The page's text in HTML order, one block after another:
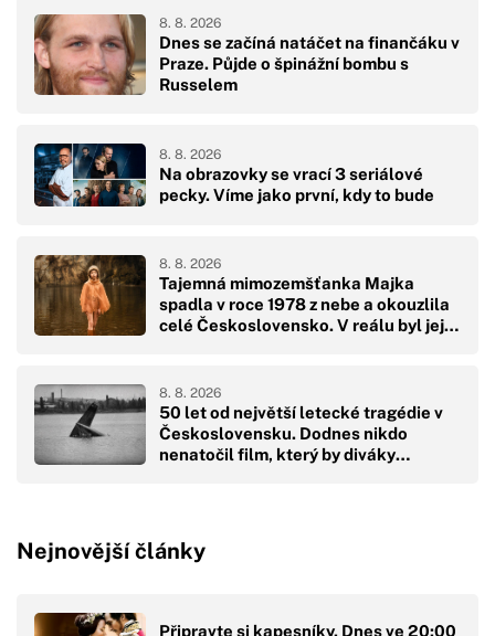
Dnes se začíná natáčet na finančáku v
Praze. Půjde o špinážní bombu s
Russelem
8. 8. 2026
Na obrazovky se vrací 3 seriálové
pecky. Víme jako první, kdy to bude
8. 8. 2026
Tajemná mimozemšťanka Majka
spadla v roce 1978 z nebe a okouzlila
celé Československo. V reálu byl její
8. 8. 2026
50 let od největší letecké tragédie v
Československu. Dodnes nikdo
nenatočil film, který by diváky
8. 8. 2026
Nejnovější články
Připravte si kapesníky. Dnes ve 20:00